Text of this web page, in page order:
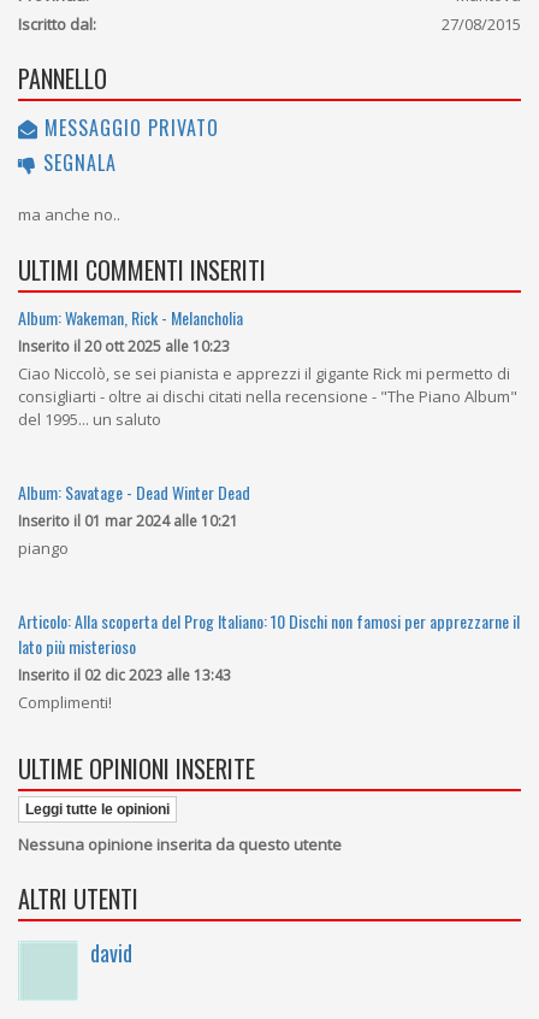
Iscritto dal:
27/08/2015
PANNELLO
MESSAGGIO PRIVATO
SEGNALA
ma anche no..
ULTIMI COMMENTI INSERITI
Album: Wakeman, Rick - Melancholia
Inserito il 20 ott 2025 alle 10:23
Ciao Niccolò, se sei pianista e apprezzi il gigante Rick mi permetto di
consigliarti - oltre ai dischi citati nella recensione - "The Piano Album"
del 1995... un saluto
Album: Savatage - Dead Winter Dead
Inserito il 01 mar 2024 alle 10:21
piango
Articolo: Alla scoperta del Prog Italiano: 10 Dischi non famosi per apprezzarne il
lato più misterioso
Inserito il 02 dic 2023 alle 13:43
Complimenti!
ULTIME OPINIONI INSERITE
Leggi tutte le opinioni
Nessuna opinione inserita da questo utente
ALTRI UTENTI
david